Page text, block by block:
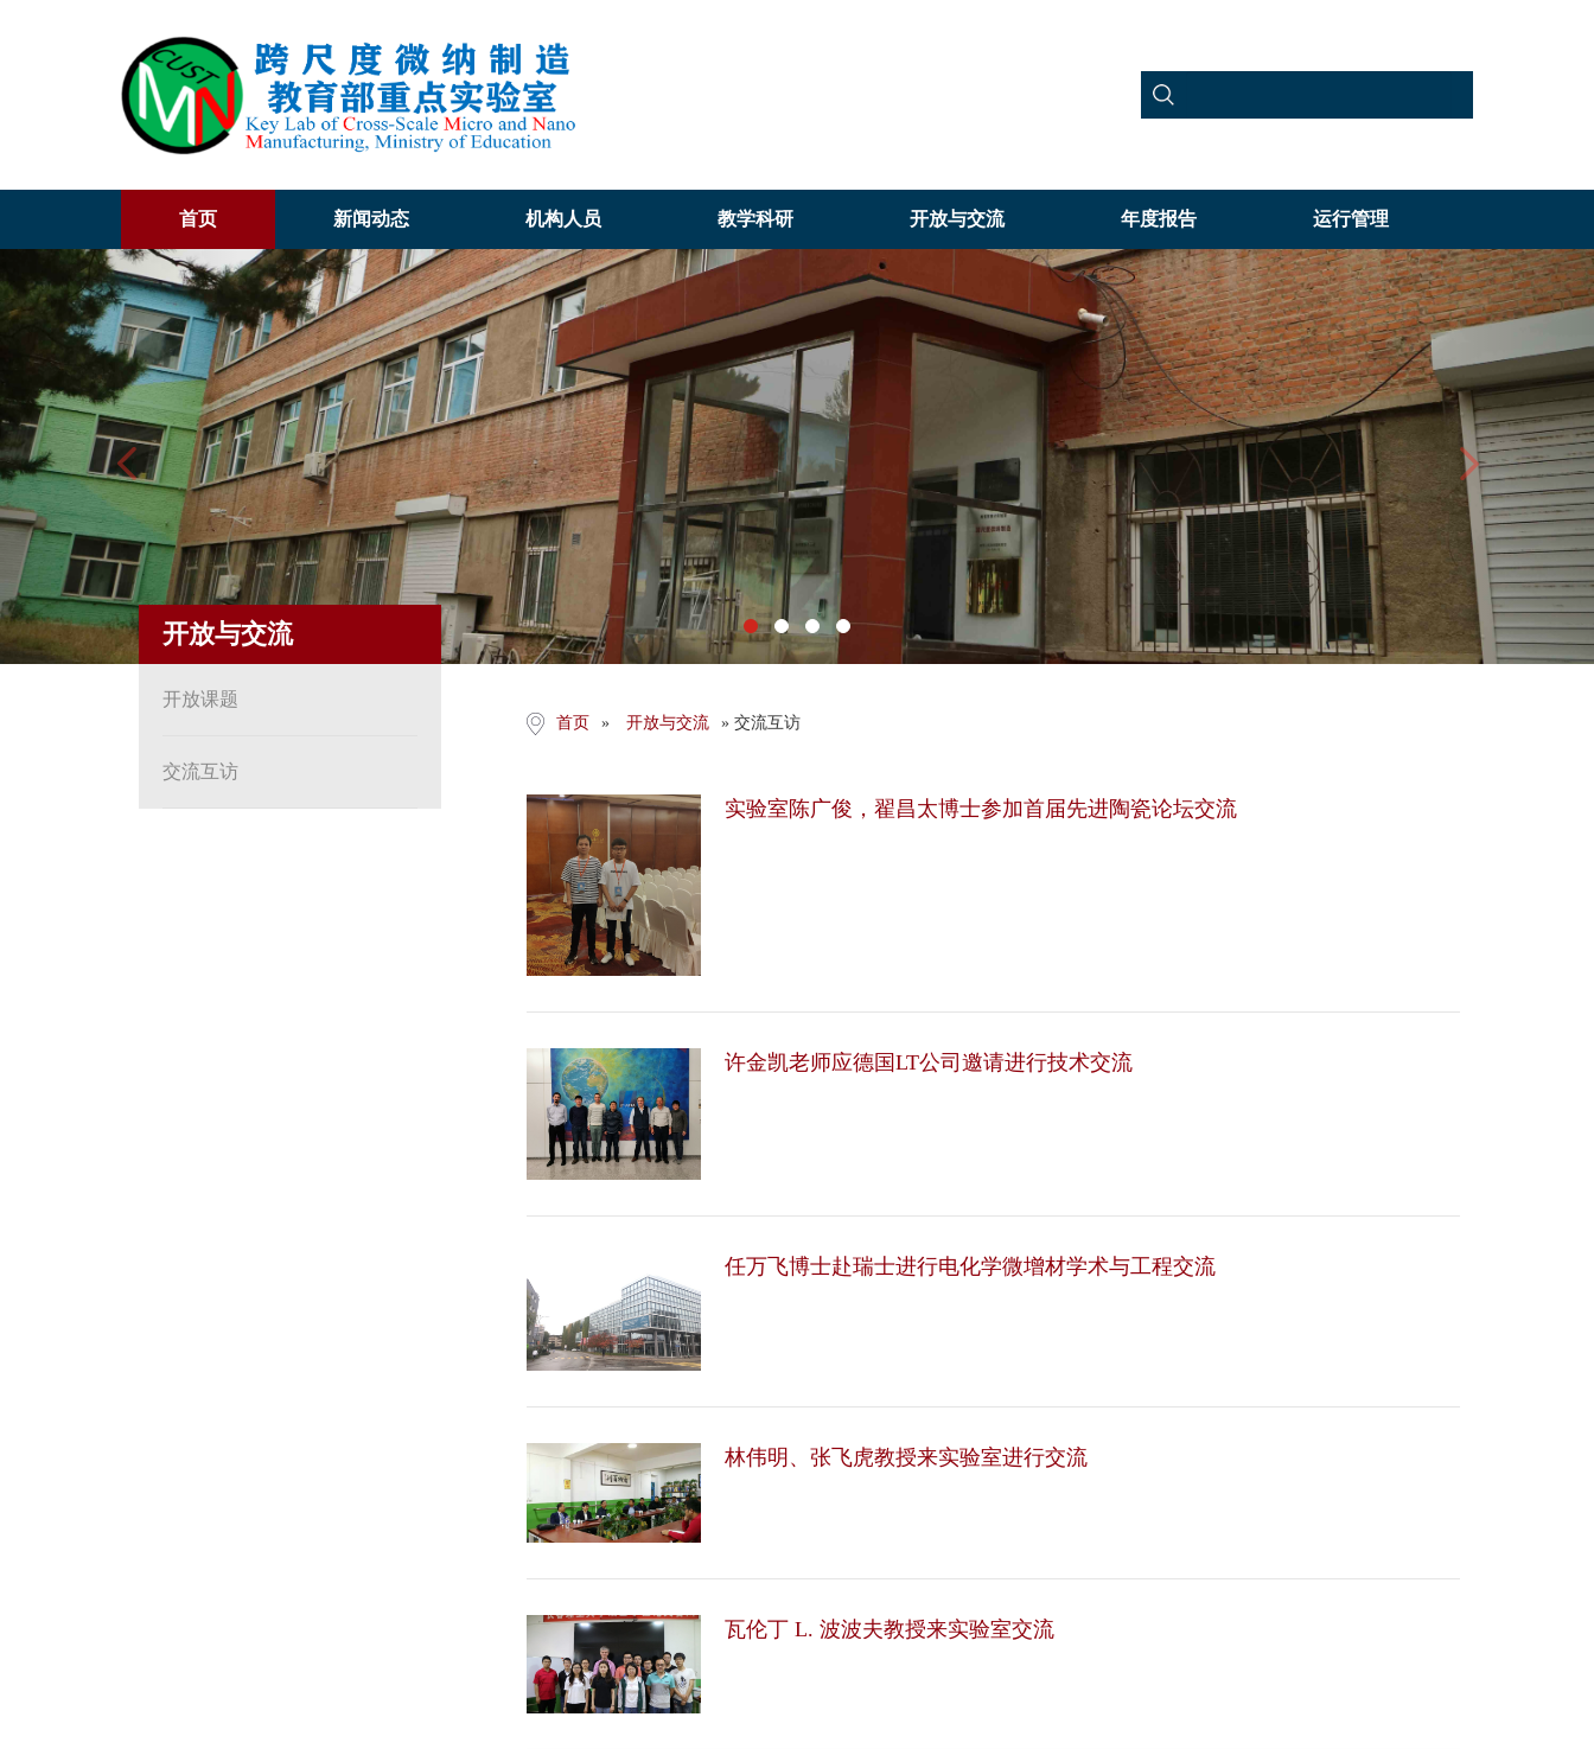
首页 新闻动态 机构人员 教学科研 开放与交流 年度报告 运行管理
Previous Next
开放与交流
开放课题
交流互访
首页 » 开放与交流 » 交流互访
实验室陈广俊，翟昌太博士参加首届先进陶瓷论坛交流
许金凯老师应德国LT公司邀请进行技术交流
任万飞博士赴瑞士进行电化学微增材学术与工程交流
林伟明、张飞虎教授来实验室进行交流
瓦伦丁 L. 波波夫教授来实验室交流